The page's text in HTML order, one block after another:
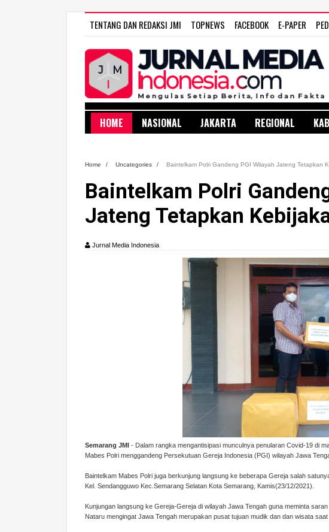
TENTANG DAN REDAKSI JMI TOPNEWS FACEBOOK E-PAPER
HOME NASIONAL JAKARTA REGIONAL
Home / Uncategories / Baintelkam Polri Gandeng PGI Wilayah Jateng Tetapkan
Baintelkam Polri
Jateng Tetapkan
Jurnal Media Indonesia
Semarang JMI - Dalam rangka mengantisipasi munculnya penularan Covid-19 di
Mabes Polri menggandeng Persekutuan Gereja Indonesia (PGI) wilayah Jawa
Baintelkam Mabes Polri juga berkunjung langsung ke beberapa Gereja salah
Kel. Sendangguwo Kec.Semarang Selatan Kota Semarang, Kamis(23/12/2021).
Kunjungan langsung ke Gereja-Gereja di wilayah Jawa Tengah guna meminta
Nataru mengingat Jawa Tengah merupakan pusat tujuan mudik dan dan wisata saat